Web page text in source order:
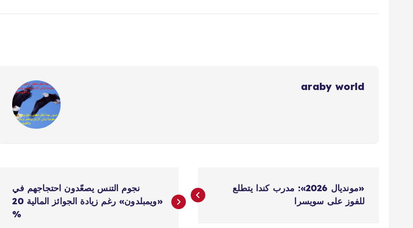
araby world
ص
«مونديال 2026»: مدرب كندا يتطلع
للفوز على سويسرا
نجوم التنس يصعّدون احتجاجهم في
«ويمبلدون» رغم زيادة الجوائز المالية 20
%